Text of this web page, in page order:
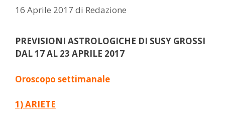
16 Aprile 2017 di Redazione
PREVISIONI ASTROLOGICHE DI SUSY GROSSI
DAL 17 AL 23 APRILE 2017
Oroscopo settimanale
1) ARIETE